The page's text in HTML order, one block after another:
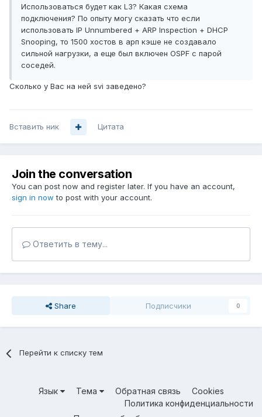
Использоваться будет как L3? Какая схема
подключения? По опыту могу сказать что если
использовать IP Unnumbered + ARP Inspection + DHCP
Snooping, то 1500 хостов в арп кэше не создавало
сильной нагрузки, а еще был включен OSPF с парой
соседей.
Сколько у Вас на ней svi заведено?
Вставить ник Цитата
Join the conversation
You can post now and register later. If you have an account,
sign in now to post with your account.
Ответить в тему...
Share Подписчики 0
Перейти к списку тем
Язык Тема Обратная связь
Cookies
Политика конфиденциальности